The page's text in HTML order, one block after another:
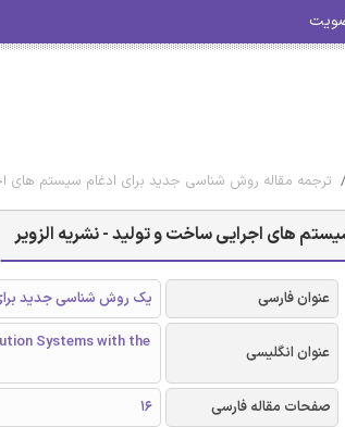
ترجمه مقاله روش شناسی جدید برای ادغام سیستم های
های اجرایی ساخت و تولید - نشریه الزویر
عنوان فارسی یک روش شناسی جدید برای
عنوان انگلیسی
Systems with the
صفحات مقاله فارسی
16